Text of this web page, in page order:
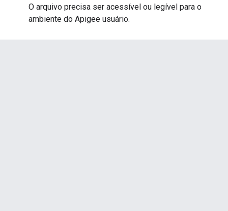
O arquivo precisa ser acessível ou legível para o
ambiente do Apigee usuário.